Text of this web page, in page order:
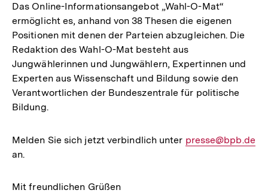
Das Online-Informationsangebot „Wahl-O-Mat“
ermöglicht es, anhand von 38 Thesen die eigenen
Positionen mit denen der Parteien abzugleichen. Die
Redaktion des Wahl-O-Mat besteht aus
Jungwählerinnen und Jungwählern, Expertinnen und
Experten aus Wissenschaft und Bildung sowie den
Verantwortlichen der Bundeszentrale für politische
Bildung.
Melden Sie sich jetzt verbindlich unter E-
presse@bpb.de
an.
Mit freundlichen Grüßen